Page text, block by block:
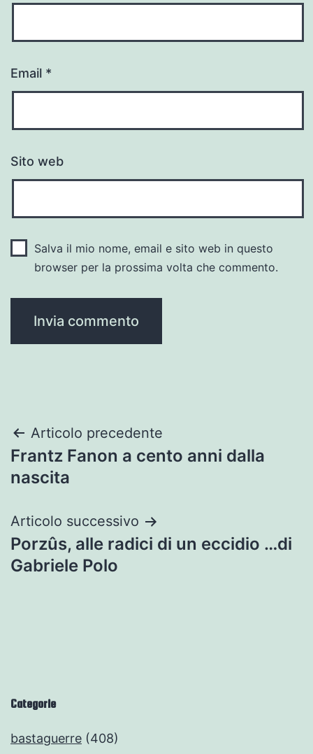
Email *
Sito web
Salva il mio nome, email e sito web in questo
browser per la prossima volta che commento.
Navigazione
articoli
Articolo precedente
Frantz Fanon a cento anni dalla
nascita
Articolo successivo
Porzûs, alle radici di un eccidio …di
Gabriele Polo
Categorie
bastaguerre (408)